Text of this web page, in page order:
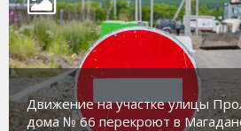
Движение на участке улицы
дома № 66 перекроют в